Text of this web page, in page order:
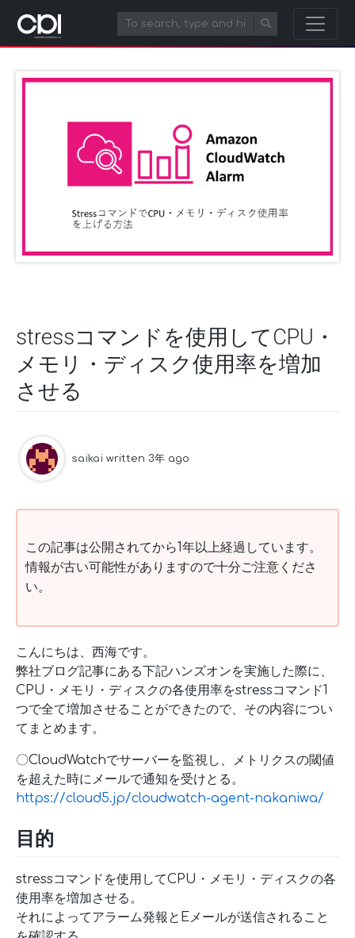
stressコマンドを使用してCPU・
メモリ・ディスク使用率を増加
させる
saikai written 3年 ago
この記事は公開されてから1年以上経過しています。
情報が古い可能性がありますので十分ご注意くださ
い。
こんにちは、西海です。
弊社ブログ記事にある下記ハンズオンを実施した際に、
CPU・メモリ・ディスクの各使用率をstressコマンド1
つで全て増加させることができたので、その内容につい
てまとめます。
〇CloudWatchでサーバーを監視し、メトリクスの閾値
を超えた時にメールで通知を受けとる。
https://cloud5.jp/cloudwatch-agent-nakaniwa/
目的
stressコマンドを使用してCPU・メモリ・ディスクの各
使用率を増加させる。
それによってアラーム発報とEメールが送信されること